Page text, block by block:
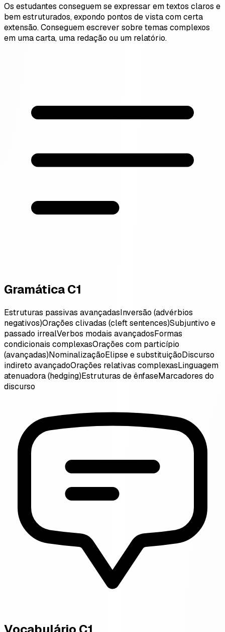
Os estudantes conseguem se expressar em textos claros e
bem estruturados, expondo pontos de vista com certa
extensão. Conseguem escrever sobre temas complexos
em uma carta, uma redação ou um relatório.
Gramática C1
Estruturas passivas avançadasInversão (advérbios
negativos)Orações clivadas (cleft sentences)Subjuntivo e
passado irrealVerbos modais avançadosFormas
condicionais complexasOrações com particípio
(avançadas)NominalizaçãoElipse e substituiçãoDiscurso
indireto avançadoOrações relativas complexasLinguagem
atenuadora (hedging)Estruturas de ênfaseMarcadores do
discurso